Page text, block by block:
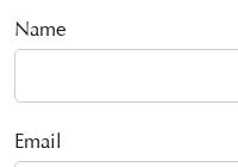
Name
Email